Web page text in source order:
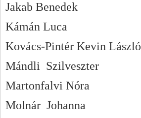
Jakab Benedek
Kámán Luca
Kovács-Pintér Kevin László
Mándli Szilveszter
Martonfalvi Nóra
Molnár Johanna